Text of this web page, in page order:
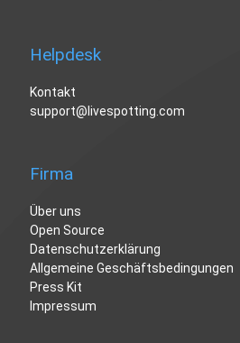
Helpdesk
Kontakt
support@livespotting.com
Firma
Über uns
Open Source
Datenschutzerklärung
Allgemeine Geschäftsbedingungen
Press Kit
Impressum